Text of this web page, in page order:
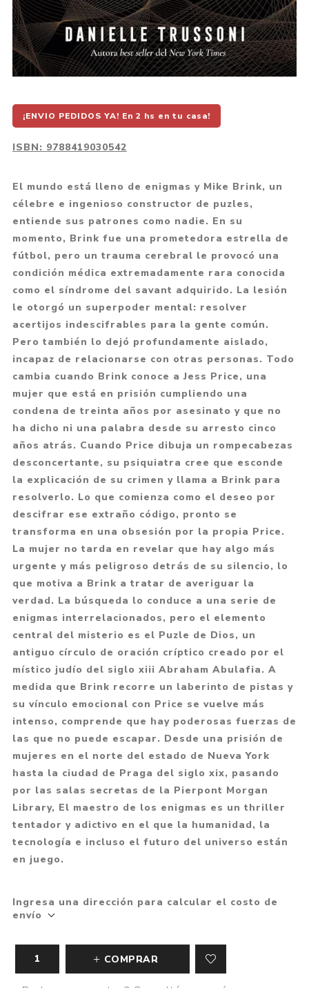
¡ENVIO PEDIDOS YA! En 2 hs en tu casa!
ISBN: 9788419030542
El mundo está lleno de enigmas y Mike Brink, un
célebre e ingenioso constructor de puzles,
entiende sus patrones como nadie. En su
momento, Brink fue una prometedora estrella de
fútbol, pero un trauma cerebral le provocó una
condición médica extremadamente rara conocida
como el síndrome del savant adquirido. La lesión
le otorgó un superpoder mental: resolver
acertijos indescifrables para la gente común.
Pero también lo dejó profundamente aislado,
incapaz de relacionarse con otras personas. Todo
cambia cuando Brink conoce a Jess Price, una
mujer que está en prisión cumpliendo una
condena de treinta años por asesinato y que no
ha dicho ni una palabra desde su arresto cinco
años atrás. Cuando Price dibuja un rompecabezas
desconcertante, su psiquiatra cree que esconde
la explicación de su crimen y llama a Brink para
resolverlo. Lo que comienza como el deseo por
descifrar ese extraño código, pronto se
transforma en una obsesión por la propia Price.
La mujer no tarda en revelar que hay algo más
urgente y más peligroso detrás de su silencio, lo
que motiva a Brink a tratar de averiguar la
verdad. La búsqueda lo conduce a una serie de
enigmas interrelacionados, pero el elemento
central del misterio es el Puzle de Dios, un
antiguo círculo de oración críptico creado por el
místico judío del siglo xiii Abraham Abulafia. A
medida que Brink recorre un laberinto de pistas y
su vínculo emocional con Price se vuelve más
intenso, comprende que hay poderosas fuerzas de
las que no puede escapar. Desde una prisión de
mujeres en el norte del estado de Nueva York
hasta la ciudad de Praga del siglo xix, pasando
por las salas secretas de la Pierpont Morgan
Library, El maestro de los enigmas es un thriller
tentador y adictivo en el que la humanidad, la
tecnología e incluso el futuro del universo están
en juego.
Ingresa una dirección para calcular el costo de
envío
COMPRAR